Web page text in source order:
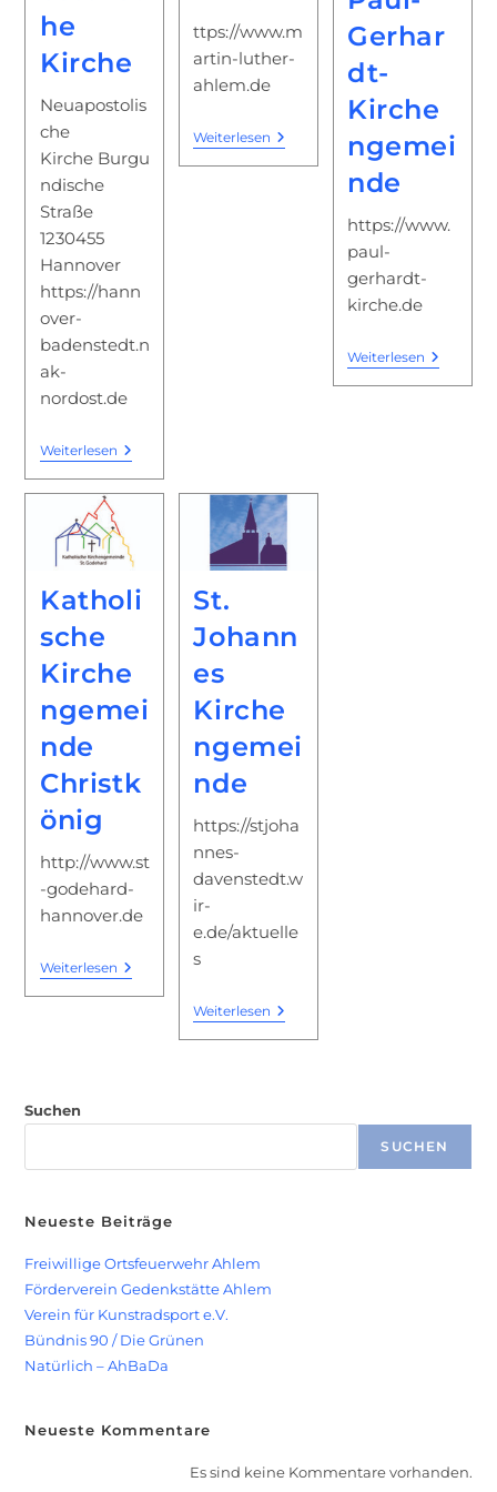
he
Kirche
Neuapostolis
che
Kirche Burgu
ndische
Straße
1230455
Hannover
https://hann
over-
badenstedt.n
ak-
nordost.de
WeiterlesenNeuapostolische
Kirche
ttps://www.m
artin-luther-
ahlem.de
Weiterlesen Martin-
Luther
Kirche
Gerhar
dt-
Kirche
ngemei
nde
https://www.
paul-
gerhardt-
kirche.de
Weiterlesen Ev.
Katholi
sche
Kirche
ngemei
nde
Christk
önig
http://www.st
-godehard-
hannover.de
WeiterlesenKatholische
Christkönig
St.
Johann
es
Kirche
ngemei
nde
https://stjoha
nnes-
davenstedt.w
ir-
e.de/aktuelle
s
Weiterlesen St.
Suchen
SUCHEN
Neueste Beiträge
Freiwillige Ortsfeuerwehr Ahlem
Förderverein Gedenkstätte Ahlem
Verein für Kunstradsport e.V.
Bündnis 90 / Die Grünen
Natürlich – AhBaDa
Neueste Kommentare
Es sind keine Kommentare vorhanden.